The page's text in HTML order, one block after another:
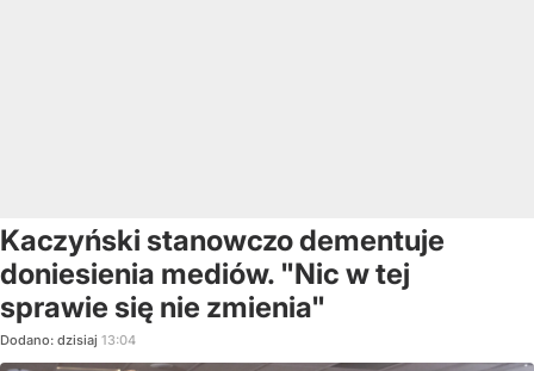
Kaczyński stanowczo dementuje
doniesienia mediów. "Nic w tej
sprawie się nie zmienia"
Dodano: dzisiaj 13:04